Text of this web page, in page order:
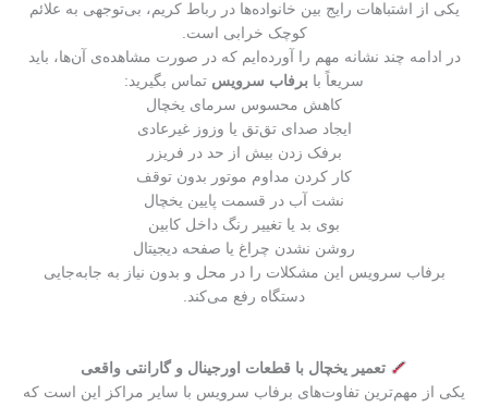
یکی از اشتباهات رایج بین خانواده‌ها در رباط کریم، بی‌توجهی به علائم
کوچک خرابی است.
در ادامه چند نشانه مهم را آورده‌ایم که در صورت مشاهده‌ی آن‌ها، باید
سریعاً با برفاب سرویس تماس بگیرید:
کاهش محسوس سرمای یخچال
ایجاد صدای تق‌تق یا وزوز غیرعادی
برفک زدن بیش از حد در فریزر
کار کردن مداوم موتور بدون توقف
نشت آب در قسمت پایین یخچال
بوی بد یا تغییر رنگ داخل کابین
روشن نشدن چراغ یا صفحه دیجیتال
برفاب سرویس این مشکلات را در محل و بدون نیاز به جابه‌جایی
دستگاه رفع می‌کند.
تعمیر یخچال با قطعات اورجینال و گارانتی واقعی
یکی از مهم‌ترین تفاوت‌های برفاب سرویس با سایر مراکز این است که